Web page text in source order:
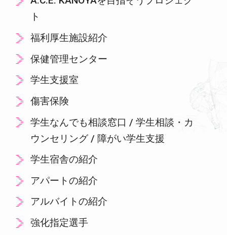
ト
福利厚生施設紹介
保健管理センター
学生支援室
傷害保険
学生なんでも相談窓口 / 学生相談・カ
ウンセリング / 障がい学生支援
学生宿舎の紹介
アパートの紹介
アルバイトの紹介
強化指定選手